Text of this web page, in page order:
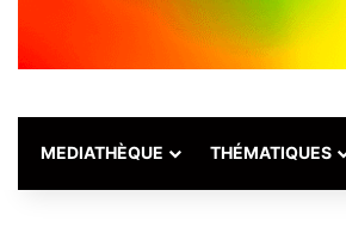
MEDIATHÈQUE THÉMATIQUES